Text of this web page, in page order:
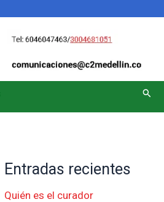
Entradas recientes
Quién es el curador